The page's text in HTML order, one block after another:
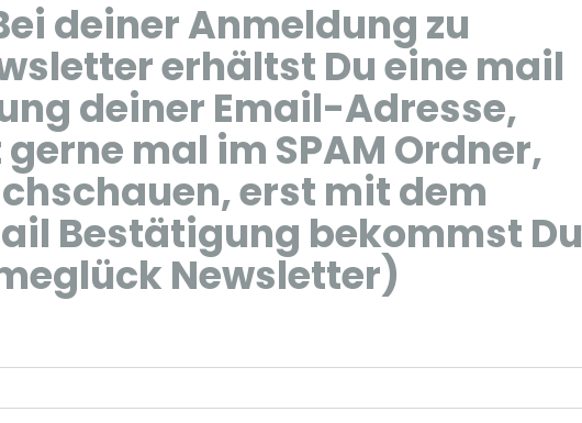
deiner Anmeldung zu
erhältst Du eine mail
deiner Email-Adresse,
mal im SPAM Ordner,
erst mit dem
Bestätigung bekommst Du
Newsletter)